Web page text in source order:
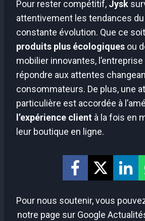
Pour rester compétitif, Jysk
attentivement les tendances
constante évolution. Que ce
produits plus écologiques ou
mobilier innovantes,
répondre aux attentes
consommateurs. De plus, une
particulière est accordée à
l’expérience client à la fois en
leur boutique en ligne.
Pour nous soutenir, vous
notre page sur Google